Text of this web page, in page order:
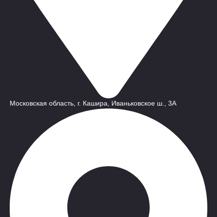
Московская область, г. Кашира, Иваньковское ш., 3A